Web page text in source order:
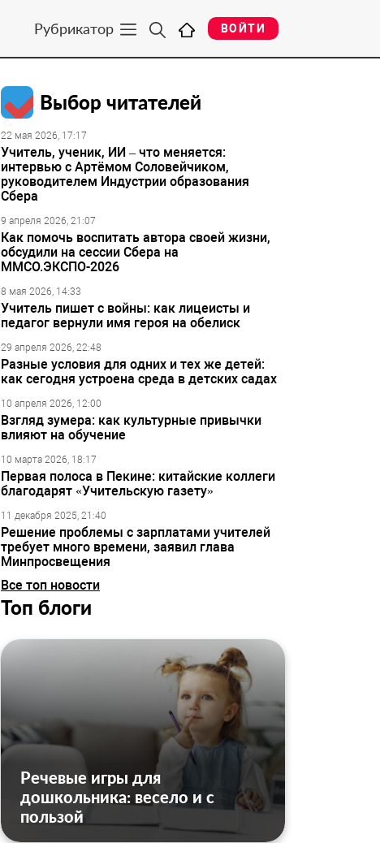
Рубрикатор ВОЙТИ
Выбор читателей
22 мая 2026, 17:17
Учитель, ученик, ИИ – что меняется:
интервью с Артёмом Соловейчиком,
руководителем Индустрии образования
Сбера
9 апреля 2026, 21:07
Как помочь воспитать автора своей жизни,
обсудили на сессии Сбера на
ММСО.ЭКСПО-2026
8 мая 2026, 14:33
Учитель пишет с войны: как лицеисты и
педагог вернули имя героя на обелиск
29 апреля 2026, 22:48
Разные условия для одних и тех же детей:
как сегодня устроена среда в детских садах
10 апреля 2026, 12:00
Взгляд зумера: как культурные привычки
влияют на обучение
10 марта 2026, 18:17
Первая полоса в Пекине: китайские коллеги
благодарят «Учительскую газету»
11 декабря 2025, 21:40
Решение проблемы с зарплатами учителей
требует много времени, заявил глава
Минпросвещения
Все топ новости
Топ блоги
Речевые игры для
дошкольника: весело и с
пользой